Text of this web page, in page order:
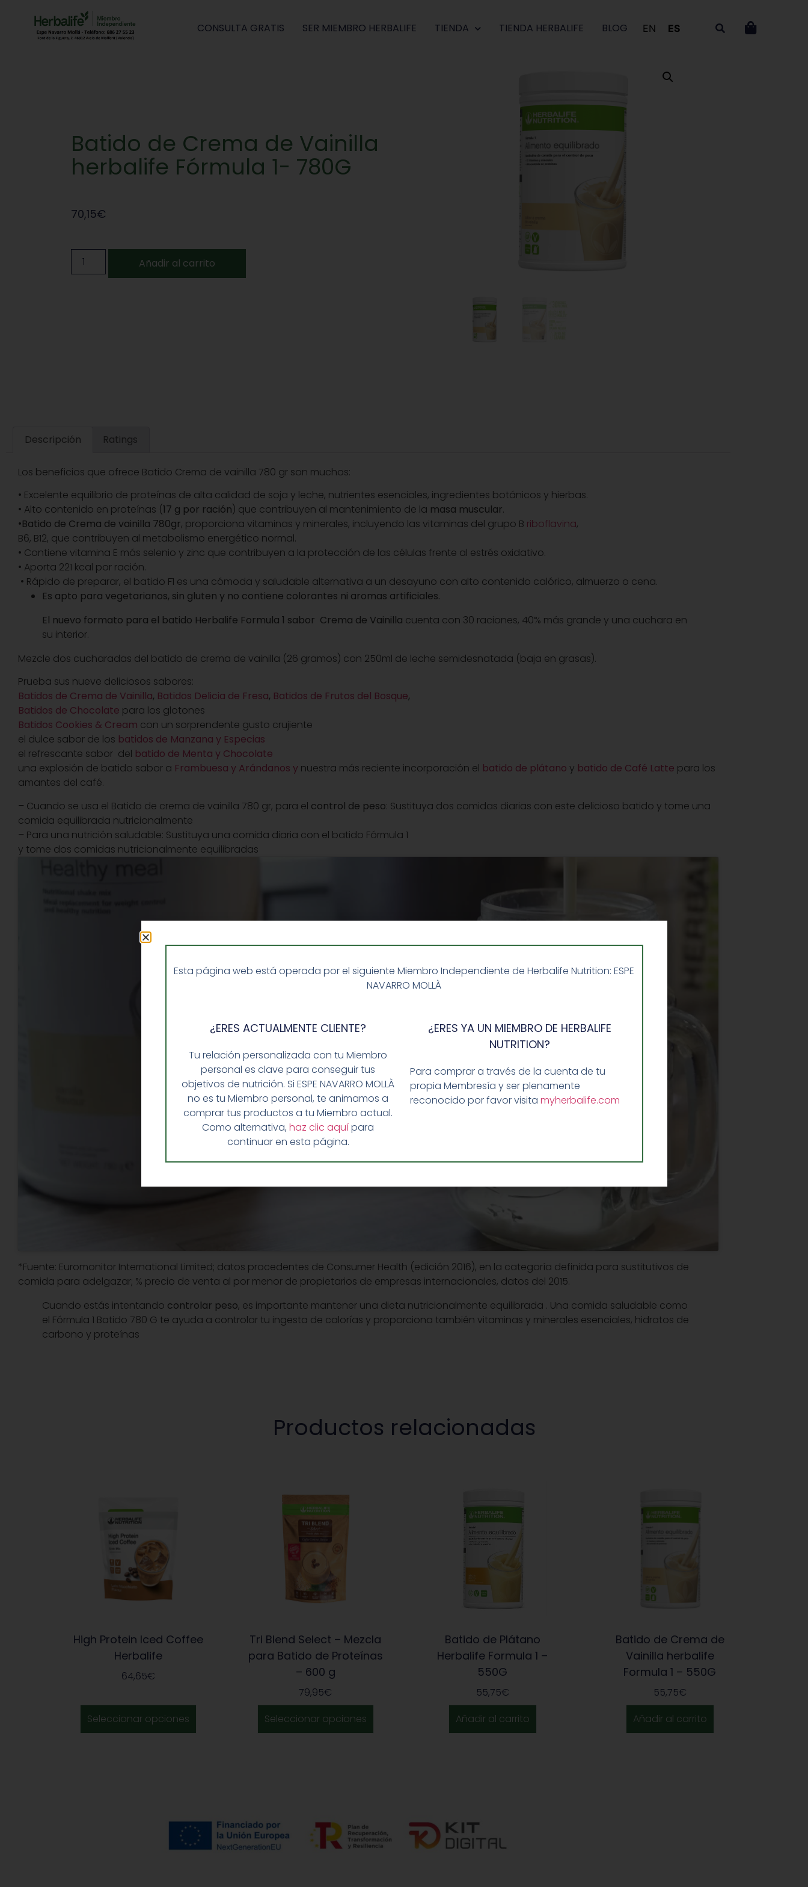
CONSULTA GRATIS SER MIEMBRO HERBALIFE TIENDA TIENDA HERBALIFE BLOG EN ES
Batido de Crema de Vainilla
herbalife Fórmula 1- 780G
70,15€
Añadir al carrito
Descripción Ratings
Los beneficios que ofrece Batido Crema de vainilla 780 gr son muchos:
• Excelente equilibrio de proteínas de alta calidad de soja y leche, nutrientes esenciales, ingredientes botánicos y hierbas.
• Alto contenido en proteínas (17 g por ración) que contribuyen al mantenimiento de la masa muscular.
•Batido de Crema de vainilla 780gr, proporciona vitaminas y minerales, incluyendo las vitaminas del grupo B riboflavina,
B6, B12, que contribuyen al metabolismo energético normal.
• Contiene vitamina E más selenio y zinc que contribuyen a la protección de las células frente al estrés oxidativo.
• Aporta 221 kcal por ración.
• Rápido de preparar, el batido F1 es una cómoda y saludable alternativa a un desayuno con alto contenido calórico, almuerzo o cena.
Es apto para vegetarianos, sin gluten y no contiene colorantes ni aromas artificiales.
El nuevo formato para el batido Herbalife Formula 1 sabor Crema de Vainilla cuenta con 30 raciones, 40% más grande y una cuchara en
su interior.
Mezcle dos cucharadas del batido de crema de vainilla (26 gramos) con 250ml de leche semidesnatada (baja en grasas).
Prueba sus nueve deliciosos sabores:
Batidos de Crema de Vainilla, Batidos Delicia de Fresa, Batidos de Frutos del Bosque,
Batidos de Chocolate para los glotones
Batidos Cookies & Cream con un sorprendente gusto crujiente
el dulce sabor de los batidos de Manzana y Especias
el refrescante sabor del batido de Menta y Chocolate
una explosión de batido sabor a Frambuesa y Arándanos y nuestra más reciente incorporación el batido de plátano y batido de Café Latte para los
amantes del café.
– Cuando se usa el Batido de crema de vainilla 780 gr, para el control de peso: Sustituya dos comidas diarias con este delicioso batido y tome una
comida equilibrada nutricionalmente
– Para una nutrición saludable: Sustituya una comida diaria con el batido Fórmula 1
y tome dos comidas nutricionalmente equilibradas
marketing y permitir este contenido
*Fuente: Euromonitor International Limited; datos procedentes de Consumer Health (edición 2016), en la categoría definida para sustitutivos de
comida para adelgazar; % precio de venta al por menor de propietarios de empresas internacionales, datos del 2015.
Cuando estás intentando controlar peso, es importante mantener una dieta nutricionalmente equilibrada . Una comida saludable como
el Fórmula 1 Batido 780 G te ayuda a controlar tu ingesta de calorías y proporciona también vitaminas y minerales esenciales, hidratos de
carbono y proteínas
Productos relacionadas
High Protein Iced Coffee
Herbalife
64,65€
Seleccionar opciones
Tri Blend Select – Mezcla
para Batido de Proteínas
– 600 g
79,95€
Seleccionar opciones
Batido de Plátano
Herbalife Formula 1 –
550G
55,75€
Añadir al carrito
Batido de Crema de
Vainilla herbalife
Formula 1 – 550G
55,75€
Añadir al carrito
Esta página web está operada por el siguiente Miembro Independiente de Herbalife Nutrition: ESPE
NAVARRO MOLLÀ
¿ERES ACTUALMENTE CLIENTE?
Tu relación personalizada con tu Miembro
personal es clave para conseguir tus
objetivos de nutrición. Si ESPE NAVARRO MOLLÀ
no es tu Miembro personal, te animamos a
comprar tus productos a tu Miembro actual.
Como alternativa,haz clic aquípara
continuar en esta página.
¿ERES YA UN MIEMBRO DE HERBALIFE
NUTRITION?
Para comprar a través de la cuenta de tu
propia Membresía y ser plenamente
reconocido por favor visita myherbalife.com